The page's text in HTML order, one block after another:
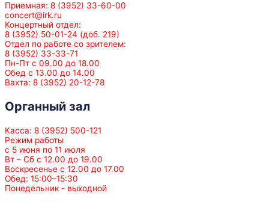
Приемная: 8 (3952) 33-60-00
concert@irk.ru
Концертный отдел:
8 (3952) 50-01-24 (доб. 219)
Отдел по работе со зрителем:
8 (3952) 33-33-71
Пн-Пт с 09.00 до 18.00
Обед с 13.00 до 14.00
Вахта: 8 (3952) 20-12-78
Органный зал
Касса: 8 (3952) 500-121
Режим работы
с 5 июня по 11 июля
Вт – Сб с 12.00 до 19.00
Воскресенье с 12.00 до 17.00
Обед: 15:00–15:30
Понедельник - выходной